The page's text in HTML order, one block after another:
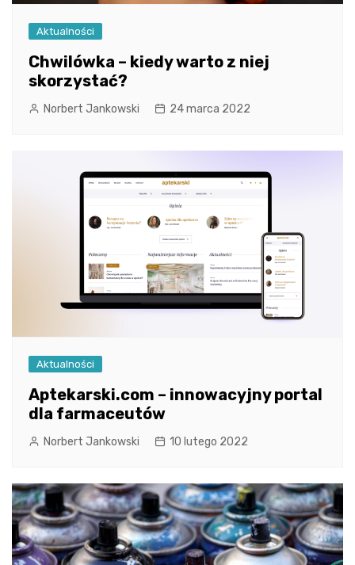
Aktualności
Chwilówka – kiedy warto z niej
skorzystać?
Norbert Jankowski 24 marca 2022
Aktualności
Aptekarski.com – innowacyjny portal
dla farmaceutów
Norbert Jankowski 10 lutego 2022